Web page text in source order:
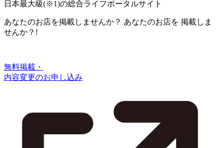
日本最大級(※1)の総合ライフポータルサイト
あなたのお店を掲載しませんか？ あなたのお店を 掲載しま
せんか？!
無料掲載・
内容変更のお申し込み